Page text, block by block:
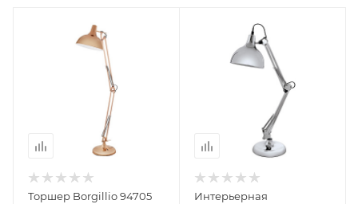
Торшер Borgillio 94705
Интерьерная